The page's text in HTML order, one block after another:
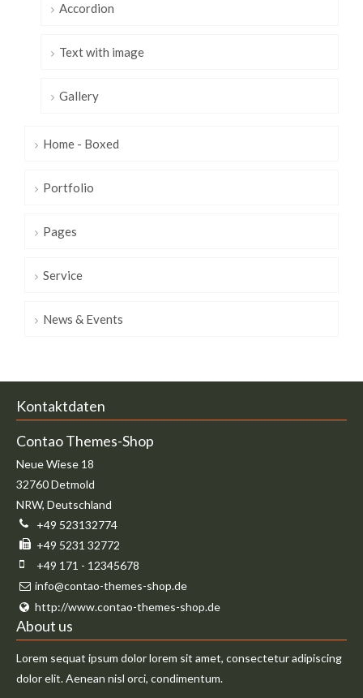
Accordion
Text with image
Gallery
Home - Boxed
Portfolio
Pages
Service
News & Events
Kontaktdaten
Contao Themes-Shop
Neue Wiese 18
32760Detmold
NRW,Deutschland
+49 523132774
+49 5231 32772
+49 171 - 12345678
info@contao-themes-shop.de
http://www.contao-themes-shop.de
About us
Lorem sequat ipsum dolor lorem sit amet, consectetur adipiscing
dolor elit. Aenean nisl orci, condimentum.